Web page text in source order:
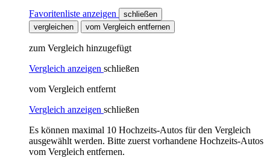
Favoritenliste anzeigen
schließen
vergleichen
vom Vergleich entfernen
zum Vergleich hinzugefügt
Vergleich anzeigen schließen
vom Vergleich entfernt
Vergleich anzeigen schließen
Es können maximal 10 Hochzeits-Autos für den Vergleich
ausgewählt werden. Bitte zuerst vorhandene Hochzeits-Autos
vom Vergleich entfernen.